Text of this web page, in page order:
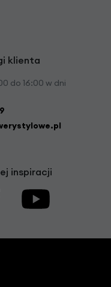
klienta
do 16:00 w dni
inspiracji